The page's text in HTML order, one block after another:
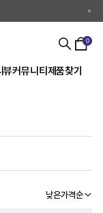
뷰커뮤니티 제품찾기
0